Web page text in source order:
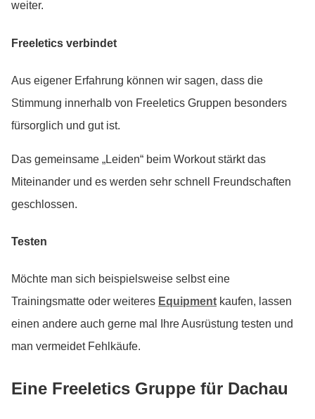
weiter.
Freeletics verbindet
Aus eigener Erfahrung können wir sagen, dass die
Stimmung innerhalb von Freeletics Gruppen besonders
fürsorglich und gut ist.
Das gemeinsame „Leiden“ beim Workout stärkt das
Miteinander und es werden sehr schnell Freundschaften
geschlossen.
Testen
Möchte man sich beispielsweise selbst eine
Trainingsmatte oder weiteres Equipment kaufen, lassen
einen andere auch gerne mal Ihre Ausrüstung testen und
man vermeidet Fehlkäufe.
Eine Freeletics Gruppe für Dachau